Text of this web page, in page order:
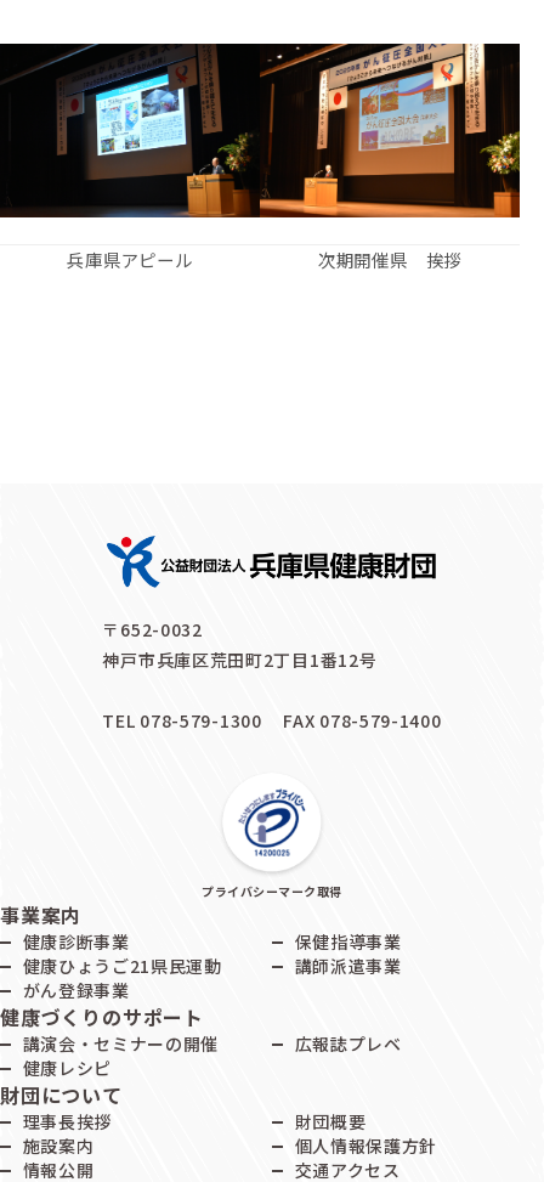
兵庫県アピール 次期開催県 挨拶
〒652-0032
神戸市兵庫区荒田町2丁目1番12号
TEL 078-579-1300 FAX 078-579-1400
プライバシーマーク取得
事業案内
健康診断事業
保健指導事業
健康ひょうご21県民運動
講師派遣事業
がん登録事業
健康づくりのサポート
講演会・セミナーの開催
広報誌プレベ
健康レシピ
財団について
理事長挨拶
財団概要
施設案内
個人情報保護方針
情報公開
交通アクセス